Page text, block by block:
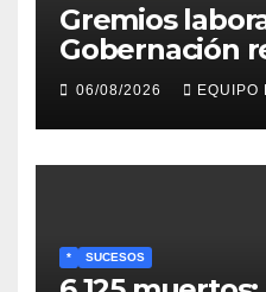
Gremios
Gobernación
propuesta de
Recreativo de
para
activos
06/08/2026 EQUIPO
* SUCESOS